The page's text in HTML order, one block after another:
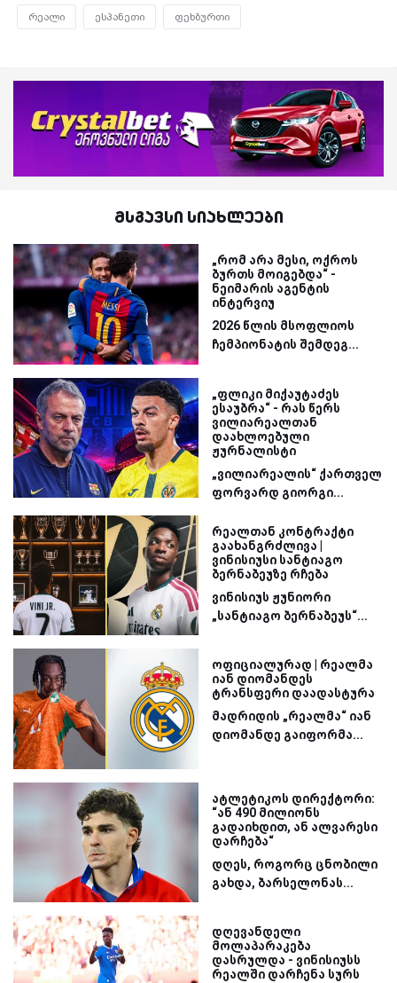
რეალი ესპანეთი ფეხბურთი
მსგავსი სიახლეები
„რომ არა მესი, ოქროს
ბურთს მოიგებდა“ -
ნეიმარის აგენტის
ინტერვიუ
2026 წლის მსოფლიოს
ჩემპიონატის შემდეგ...
„ფლიკი მიქაუტაძეს
ესაუბრა“ - რას წერს
ვილიარეალთან
დაახლოებული
ჟურნალისტი
„ვილიარეალის“ ქართველ
ფორვარდ გიორგი...
რეალთან კონტრაქტი
გაახანგრძლივა |
ვინისიუსი სანტიაგო
ბერნაბეუზე რჩება
ვინისიუს ჟუნიორი
„სანტიაგო ბერნაბეუს“...
ოფიციალურად | რეალმა
იან დიომანდეს
ტრანსფერი დაადასტურა
მადრიდის „რეალმა“ იან
დიომანდე გაიფორმა...
ატლეტიკოს დირექტორი:
“ან 490 მილიონს
გადაიხდით, ან ალვარესი
დარჩება“
დღეს, როგორც ცნობილი
გახდა, ბარსელონას...
დღევანდელი
მოლაპარაკება
დასრულდა - ვინისიუსს
რეალში დარჩენა სურს